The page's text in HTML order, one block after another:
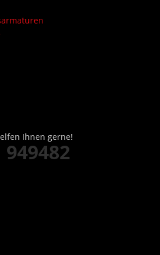
Ihnen gerne!
949482